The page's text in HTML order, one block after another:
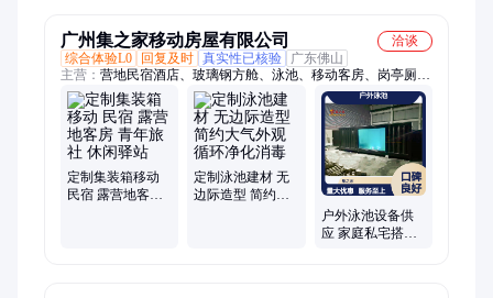
广州集之家移动房屋有限公司
洽谈
综合体验L0
回复及时 真实性已核验
广东佛山
主营： 营地民宿酒店、玻璃钢方舱、泳池、移动客房、岗亭厕
所、折叠扩展房、医疗厢
定制集装箱移动
民宿 露营地客房
定制泳池建材 无
边际造型 简约大
户外泳池设备供
应 家庭私宅搭建